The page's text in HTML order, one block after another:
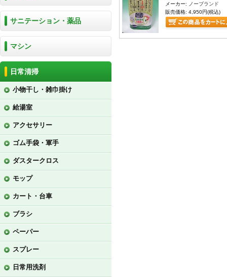
サニテーション・薬品
マシン
日常清掃
小物干し・雑巾掛け
給湯室
アクセサリー
ゴム手袋・軍手
ダスタークロス
モップ
カート・台車
ブラシ
ペーパー
スプレー
日常用洗剤
メーカー: ノーブランド
販売価格: 4,950円(税込)